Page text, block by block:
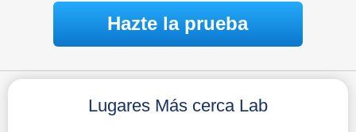
Hazte la prueba
Lugares Más cerca Lab